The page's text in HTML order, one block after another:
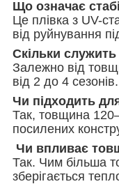
Що означає
Це плівка з UV-
від руйнування
Скільки служить
Залежно від
від 2 до 4 сезонів.
Чи підходить
Так, товщина
посилених
Чи впливає
Так. Чим більша
зберігається